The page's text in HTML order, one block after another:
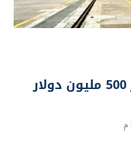
موانئ دبي العالمية تستثمر 500 مليون دولار